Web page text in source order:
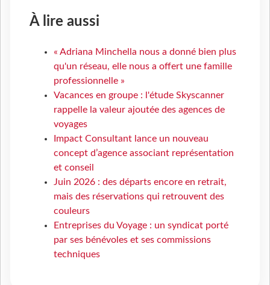
À lire aussi
« Adriana Minchella nous a donné bien plus
qu'un réseau, elle nous a offert une famille
professionnelle »
Vacances en groupe : l'étude Skyscanner
rappelle la valeur ajoutée des agences de
voyages
Impact Consultant lance un nouveau
concept d’agence associant représentation
et conseil
Juin 2026 : des départs encore en retrait,
mais des réservations qui retrouvent des
couleurs
Entreprises du Voyage : un syndicat porté
par ses bénévoles et ses commissions
techniques